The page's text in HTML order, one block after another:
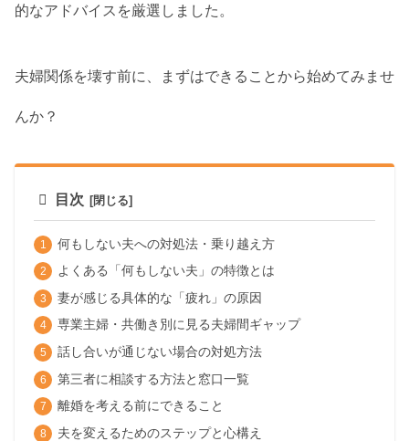
的なアドバイスを厳選しました。
夫婦関係を壊す前に、まずはできることから始めてみませ
んか？
目次
何もしない夫への対処法・乗り越え方
よくある「何もしない夫」の特徴とは
妻が感じる具体的な「疲れ」の原因
専業主婦・共働き別に見る夫婦間ギャップ
話し合いが通じない場合の対処方法
第三者に相談する方法と窓口一覧
離婚を考える前にできること
夫を変えるためのステップと心構え